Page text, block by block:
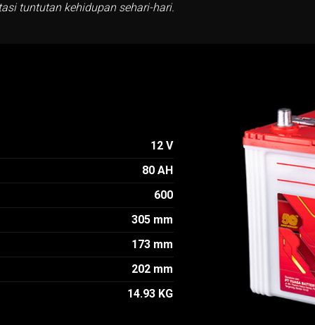
tuntutan kehidupan sehari-hari.
12 V
80 AH
600
305 mm
173 mm
202 mm
14.93 KG